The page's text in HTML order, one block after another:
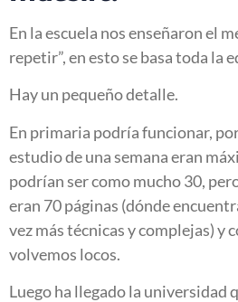
En la escuela nos enseñaron el
repetir”, en esto se basa toda la
Hay un pequeño detalle.
En primaria podría funcionar,
estudio de una semana eran
podrían ser como mucho 30,
eran 70 páginas (dónde
vez más técnicas y complejas) y
volvemos locos.
Luego ha llegado la universidad